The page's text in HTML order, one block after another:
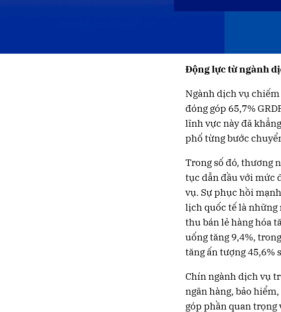
Động lực từ ngành
Ngành dịch vụ
đóng góp 65,7%
lĩnh vực này đã
phố từng bước
Trong số đó, thương
tục dẫn đầu với mức
vụ. Sự phục hồi
lịch quốc tế là
thu bán lẻ hàng hóa
uống tăng 9,4%,
tăng ấn tượng 45,6%
Chín ngành dịch vụ
ngân hàng, bảo
góp phần quan trọng